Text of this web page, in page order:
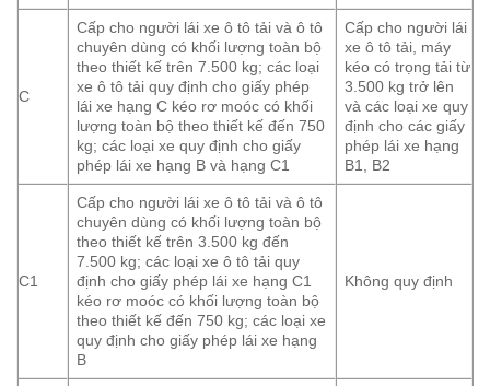
C
Cấp cho người lái xe ô tô tải và ô tô
chuyên dùng có khối lượng toàn bộ
theo thiết kế trên 7.500 kg; các loại
xe ô tô tải quy định cho giấy phép
lái xe hạng C kéo rơ moóc có khối
lượng toàn bộ theo thiết kế đến 750
kg; các loại xe quy định cho giấy
phép lái xe hạng B và hạng C1
Cấp cho người lái
xe ô tô tải, máy
kéo có trọng tải từ
3.500 kg trở lên
và các loại xe quy
định cho các giấy
phép lái xe hạng
B1, B2
C1
Cấp cho người lái xe ô tô tải và ô tô
chuyên dùng có khối lượng toàn bộ
theo thiết kế trên 3.500 kg đến
7.500 kg; các loại xe ô tô tải quy
định cho giấy phép lái xe hạng C1
kéo rơ moóc có khối lượng toàn bộ
theo thiết kế đến 750 kg; các loại xe
quy định cho giấy phép lái xe hạng
B
Không quy định